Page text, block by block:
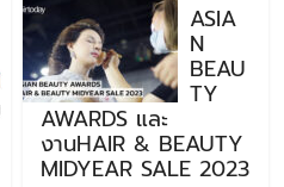
ASIA
N
BEAU
TY
AWARDS และ
งานHAIR & BEAUTY
MIDYEAR SALE 2023